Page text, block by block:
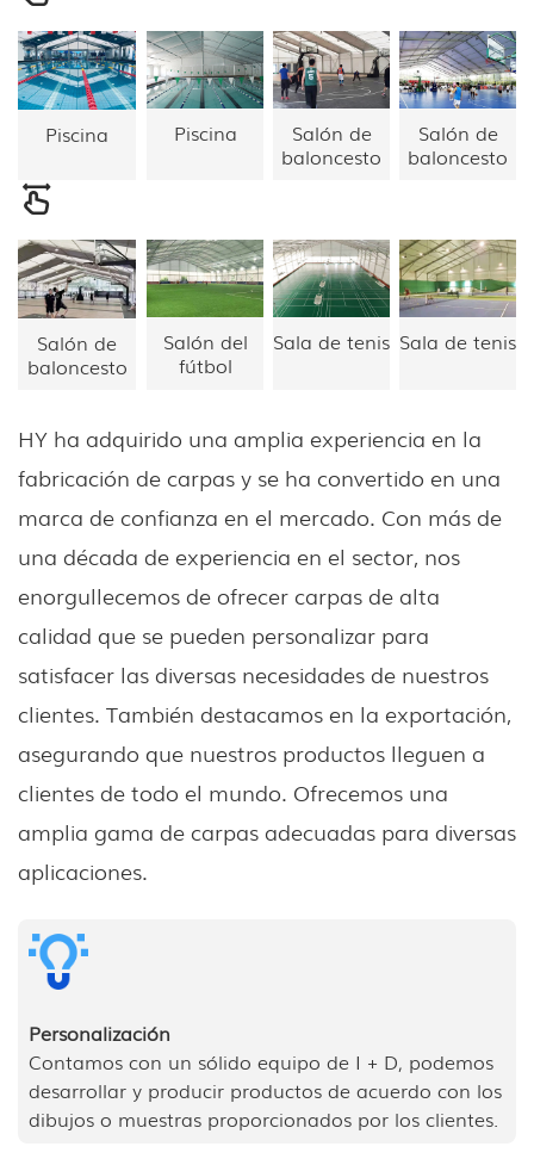
Piscina Piscina
Salón de
baloncesto
Salón de
baloncesto
Salón de
baloncesto
Salón del
fútbol
Sala de tenis Sala de tenis
HY ha adquirido una amplia experiencia en la
fabricación de carpas y se ha convertido en una
marca de confianza en el mercado. Con más de
una década de experiencia en el sector, nos
enorgullecemos de ofrecer carpas de alta
calidad que se pueden personalizar para
satisfacer las diversas necesidades de nuestros
clientes. También destacamos en la exportación,
asegurando que nuestros productos lleguen a
clientes de todo el mundo. Ofrecemos una
amplia gama de carpas adecuadas para diversas
aplicaciones.
Personalización
Contamos con un sólido equipo de I + D, podemos
desarrollar y producir productos de acuerdo con los
dibujos o muestras proporcionados por los clientes.